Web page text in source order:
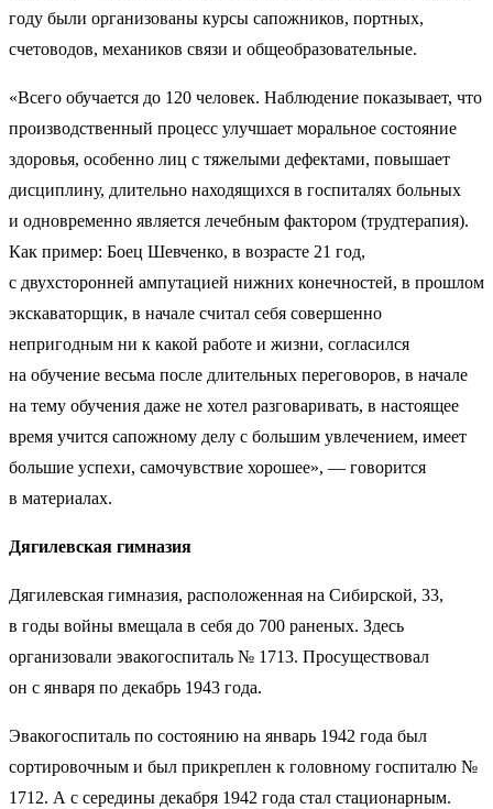
году были организованы курсы сапожников, портных,
счетоводов, механиков связи и общеобразовательные.
«Всего обучается до 120 человек. Наблюдение показывает, что
производственный процесс улучшает моральное состояние
здоровья, особенно лиц с тяжелыми дефектами, повышает
дисциплину, длительно находящихся в госпиталях больных
и одновременно является лечебным фактором (трудтерапия).
Как пример: Боец Шевченко, в возрасте 21 год,
с двухсторонней ампутацией нижних конечностей, в прошлом
экскаваторщик, в начале считал себя совершенно
непригодным ни к какой работе и жизни, согласился
на обучение весьма после длительных переговоров, в начале
на тему обучения даже не хотел разговаривать, в настоящее
время учится сапожному делу с большим увлечением, имеет
большие успехи, самочувствие хорошее», — говорится
в материалах.
Дягилевская гимназия
Дягилевская гимназия, расположенная на Сибирской, 33,
в годы войны вмещала в себя до 700 раненых. Здесь
организовали эвакогоспиталь № 1713. Просуществовал
он с января по декабрь 1943 года.
Эвакогоспиталь по состоянию на январь 1942 года был
сортировочным и был прикреплен к головному госпиталю №
1712. А с середины декабря 1942 года стал стационарным.